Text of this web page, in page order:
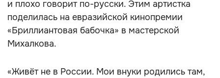
и плохо говорит по-русски. Этим артистка
поделилась на евразийской кинопремии
«Бриллиантовая бабочка» в мастерской
Михалкова.
«Живёт не в России. Мои внуки родились там,